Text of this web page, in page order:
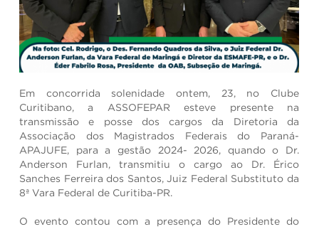
Em concorrida solenidade ontem, 23, no Clube
Curitibano, a ASSOFEPAR esteve presente na
transmissão e posse dos cargos da Diretoria da
Associação dos Magistrados Federais do Paraná-
APAJUFE, para a gestão 2024- 2026, quando o Dr.
Anderson Furlan, transmitiu o cargo ao Dr. Érico
Sanches Ferreira dos Santos, Juiz Federal Substituto da
8ª Vara Federal de Curitiba-PR.
O evento contou com a presença do Presidente do